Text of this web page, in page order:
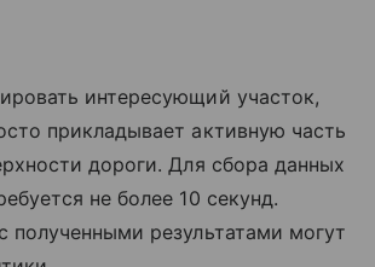
интересующий участок,
прикладывает активную часть
дороги. Для сбора данных
не более 10 секунд.
полученными результатами могут